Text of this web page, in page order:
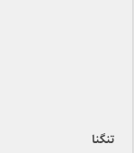
تنگنا